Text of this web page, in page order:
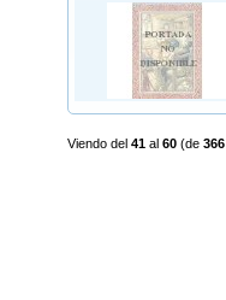
Viendo del 41 al 60 (de 366